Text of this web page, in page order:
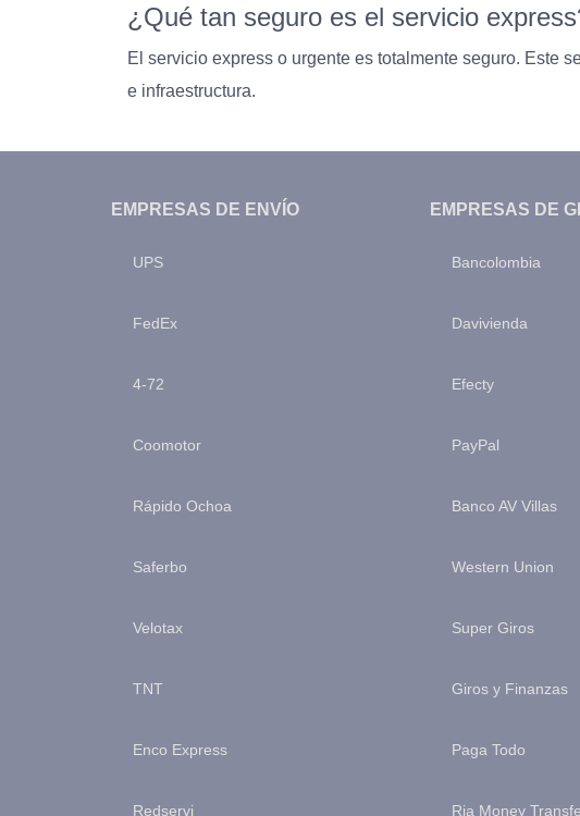
¿Qué tan seguro es el servicio
El servicio express o urgente es totalmente seguro. Este
e infraestructura.
EMPRESAS DE ENVÍO
UPS
FedEx
4-72
Coomotor
Rápido Ochoa
Saferbo
Velotax
TNT
Enco Express
Redservi
EMPRESAS DE
Bancolombia
Davivienda
Efecty
PayPal
Banco AV Villas
Western Union
Super Giros
Giros y Finanzas
Paga Todo
Ria Money